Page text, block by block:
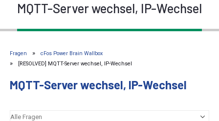
MQTT-Server wechsel, IP-Wechsel
Fragen
cFos Power Brain Wallbox
[RESOLVED] MQTT-Server wechsel, IP-Wechsel
MQTT-Server wechsel, IP-Wechsel